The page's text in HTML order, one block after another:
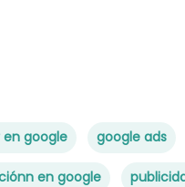
google google ads
en google